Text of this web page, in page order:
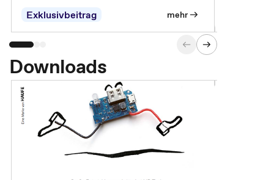
Exklusivbeitrag
mehr
Downloads